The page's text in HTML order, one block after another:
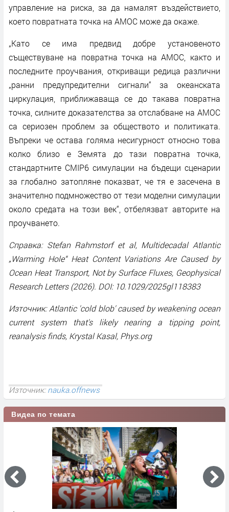
управление на риска, за да намалят въздействието,
което повратната точка на AMOC може да окаже.
„Като се има предвид добре установеното
съществуване на повратна точка на AMOC, както и
последните проучвания, откриващи редица различни
„ранни предупредителни сигнали“ за океанската
циркулация, приближаваща се до такава повратна
точка, силните доказателства за отслабване на AMOC
са сериозен проблем за обществото и политиката.
Въпреки че остава голяма несигурност относно това
колко близо е Земята до тази повратна точка,
стандартните CMIP6 симулации на бъдещи сценарии
за глобално затопляне показват, че тя е засечена в
значително подмножество от тези моделни симулации
около средата на този век“, отбелязват авторите на
проучването.
Справка: Stefan Rahmstorf et al, Multidecadal Atlantic
„Warming Hole“ Heat Content Variations Are Caused by
Ocean Heat Transport, Not by Surface Fluxes, Geophysical
Research Letters (2026). DOI: 10.1029/2025gl118383
Източник: Atlantic 'cold blob' caused by weakening ocean
current system that's likely nearing a tipping point,
reanalysis finds, Krystal Kasal, Phys.org
Източник: nauka.offnews
Видеа по темата